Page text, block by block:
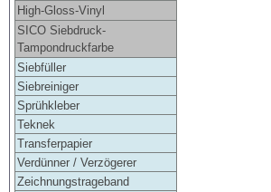
High-Gloss-Vinyl
SICO Siebdruck-
Tampondruckfarbe
Siebfüller
Siebreiniger
Sprühkleber
Teknek
Transferpapier
Verdünner / Verzögerer
Zeichnungstrageband